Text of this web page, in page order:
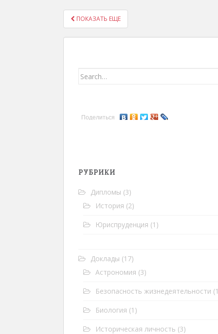
НАВИГАЦИЯ ПО
ПОКАЗАТЬ ЕЩЕ
Search for:
Поделиться
РУБРИКИ
Дипломы (3)
История (2)
Юриспруденция (1)
Доклады (17)
Астрономия (3)
Безопасность жизнедеятельности
Биология (1)
Историческая личность (3)